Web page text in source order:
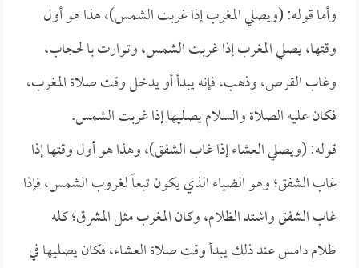
وأما قوله: (ويصلي المغرب إذا غربت الشمس)، هذا هو أول
وقتها، يصلي المغرب إذا غربت الشمس، وتوارت بالحجاب،
وغاب القرص، وذهب، فإنه يبدأ أو يدخل وقت صلاة المغرب،
فكان عليه الصلاة والسلام يصليها إذا غربت الشمس.
قوله: (ويصلي العشاء إذا غاب الشفق)، وهذا هو أول وقتها إذا
غاب الشفق؛ وهو الضياء الذي يكون تبعاً لغروب الشمس، فإذا
غاب الشفق واشتد الظلام، وكان المغرب مثل المشرق؛ كله
ظلام دامس عند ذلك يبدأ وقت صلاة العشاء، فكان يصليها في